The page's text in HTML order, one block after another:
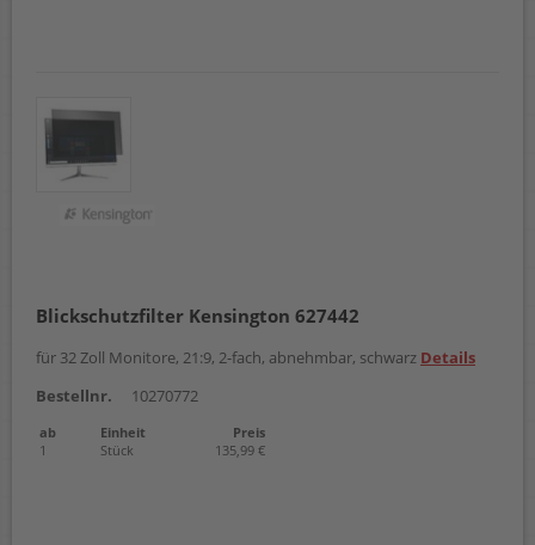
Blickschutzfilter Kensington 627442
für 32 Zoll Monitore, 21:9, 2-fach, abnehmbar, schwarz Details
Bestellnr.
10270772
ab Einheit
Preis
1
Stück 135,99 €